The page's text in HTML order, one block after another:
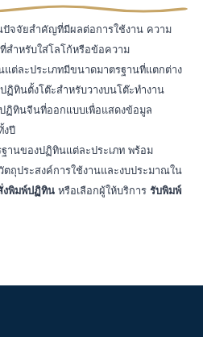
ปัจจัยสำคัญที่มีผลต่อการใช้งาน ความ
สำหรับใส่โลโก้หรือข้อความ
ต่ละประเภทมีขนาดมาตรฐานที่แตกต่าง
ทินตั้งโต๊ะสำหรับวางบนโต๊ะทำงาน
ทินจีนที่ออกแบบเพื่อแสดงข้อมูล
งปี
านของปฏิทินแต่ละประเภท พร้อม
ตถุประสงค์การใช้งานและงบประมาณใน
งพิมพ์ปฏิทิน หรือเลือกผู้ให้บริการ รับพิมพ์